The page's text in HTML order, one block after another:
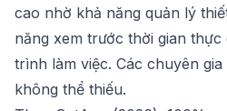
cao nhờ khả năng quản lý
năng xem trước thời gian
trình làm việc. Các chuyên
không thể thiếu.